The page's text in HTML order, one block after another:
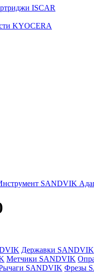
ISCAR
KYOCERA
SANDVIK
Державки SANDVIK
Метчики SANDVIK
SANDVIK Фрезы